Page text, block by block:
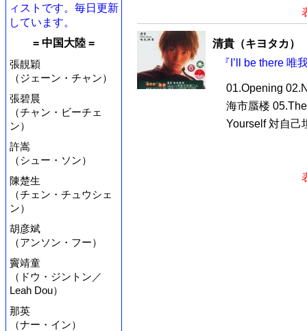
ィストです。毎日更新
しています。
= 中国大陸 =
張靚穎
（ジェーン・チャン）
張碧晨
（チャン・ビーチェ
ン）
許嵩
（シュー・ソン）
陳楚生
（チェン・チュウシェ
ン）
胡彦斌
（アンソン・フー）
竇靖童
（ドウ・ジントン／
Leah Dou）
那英
（ナー・イン）
清貴（キヨタカ）
『I’ll be there 唯
01.Opening
海市蜃楼
Yourself 対自己